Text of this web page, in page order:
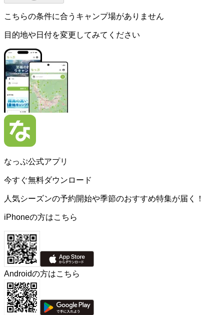
こちらの条件に合うキャンプ場がありません
目的地や日付を変更してみてください
なっぷ公式アプリ
今すぐ無料ダウンロード
人気シーズンの予約開始や季節のおすすめ特集が届く！
iPhoneの方はこちら
Androidの方はこちら